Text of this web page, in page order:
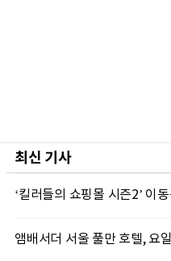
최신 기사